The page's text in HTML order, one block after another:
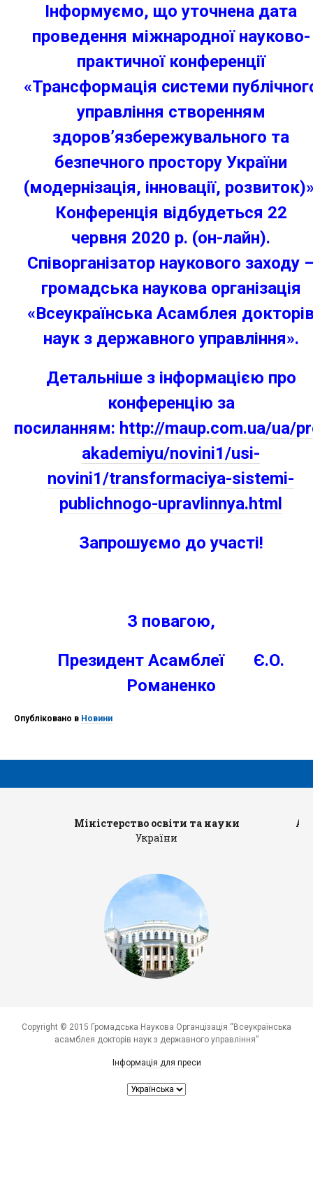
Інформуємо, що уточнена дата
проведення міжнародної науково-
практичної конференції
«Трансформація системи
управління створенням
здоров’язбережувального та
безпечного простору України
(модернізація, інновації,
Конференція відбудеться 22
червня 2020 р. (он-лайн).
Співорганізатор наукового заходу
громадська наукова організація
«Всеукраїнська Асамблея
наук з державного управління».
Детальніше з інформацією про
конференцію за
посиланням: http://maup.com.ua/ua/
akademiyu/novini1/usi-
novini1/transformaciya-sistemi-
publichnogo-upravlinnya.html
Запрошуємо до участі!
З повагою,
Президент Асамблеї Є.О.
Романенко
Опубліковано в Новини
Міністерство освіти та науки
України
Copyright © 2015 Громадська Наукова Органцізація “Всеукраїнська
асамблея докторів наук з державного управління”
Інформація для преси